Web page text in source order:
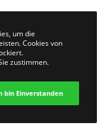
um die
Cookies von
zustimmen.
bin Einverstanden